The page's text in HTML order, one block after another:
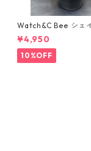
Watch&C Bee シェイカー W
eb限定10点‼️
¥4,950
10%OFF